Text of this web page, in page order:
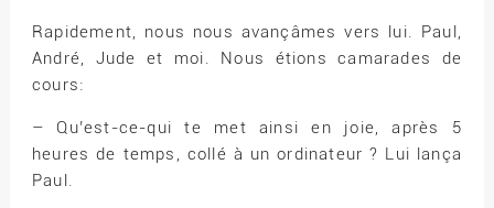
Rapidement, nous nous avançâmes vers lui. Paul,
André, Jude et moi. Nous étions camarades de
cours:
– Qu’est-ce-qui te met ainsi en joie, après 5
heures de temps, collé à un ordinateur ? Lui lança
Paul.